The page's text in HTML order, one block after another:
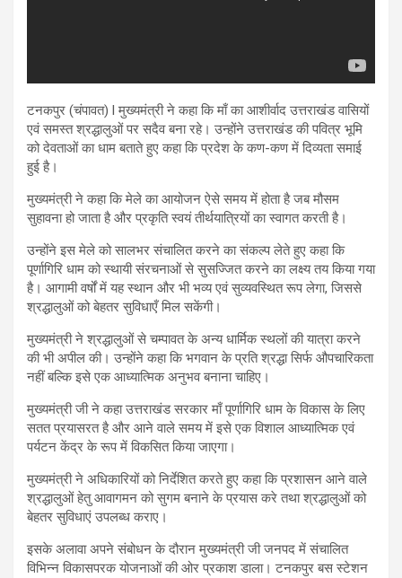
टनकपुर (चंपावत) l मुख्यमंत्री ने कहा कि माँ का आशीर्वाद उत्तराखंड वासियों
एवं समस्त श्रद्धालुओं पर सदैव बना रहे। उन्होंने उत्तराखंड की पवित्र भूमि
को देवताओं का धाम बताते हुए कहा कि प्रदेश के कण-कण में दिव्यता समाई
हुई है।
मुख्यमंत्री ने कहा कि मेले का आयोजन ऐसे समय में होता है जब मौसम
सुहावना हो जाता है और प्रकृति स्वयं तीर्थयात्रियों का स्वागत करती है।
उन्होंने इस मेले को सालभर संचालित करने का संकल्प लेते हुए कहा कि
पूर्णागिरि धाम को स्थायी संरचनाओं से सुसज्जित करने का लक्ष्य तय किया गया
है। आगामी वर्षों में यह स्थान और भी भव्य एवं सुव्यवस्थित रूप लेगा, जिससे
श्रद्धालुओं को बेहतर सुविधाएँ मिल सकेंगी।
मुख्यमंत्री ने श्रद्धालुओं से चम्पावत के अन्य धार्मिक स्थलों की यात्रा करने
की भी अपील की। उन्होंने कहा कि भगवान के प्रति श्रद्धा सिर्फ औपचारिकता
नहीं बल्कि इसे एक आध्यात्मिक अनुभव बनाना चाहिए।
मुख्यमंत्री जी ने कहा उत्तराखंड सरकार माँ पूर्णागिरि धाम के विकास के लिए
सतत प्रयासरत है और आने वाले समय में इसे एक विशाल आध्यात्मिक एवं
पर्यटन केंद्र के रूप में विकसित किया जाएगा।
मुख्यमंत्री ने अधिकारियों को निर्देशित करते हुए कहा कि प्रशासन आने वाले
श्रद्धालुओं हेतु आवागमन को सुगम बनाने के प्रयास करे तथा श्रद्धालुओं को
बेहतर सुविधाएं उपलब्ध कराए।
इसके अलावा अपने संबोधन के दौरान मुख्यमंत्री जी जनपद में संचालित
विभिन्न विकासपरक योजनाओं की ओर प्रकाश डाला। टनकपुर बस स्टेशन